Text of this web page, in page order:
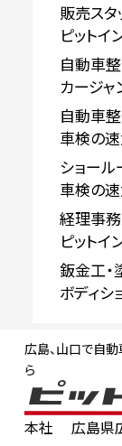
販売スタ
ピット
自動車
カージ
自動車
車検の
ショー
車検の
経理事務
ピット
鈑金工・
ボディ
広島、山口で自動
ら
本社
広島県